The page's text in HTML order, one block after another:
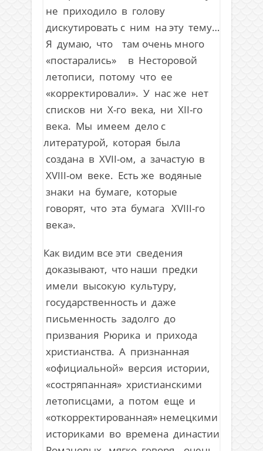
не приходило в голову
дискутировать с ним на эту тему…
Я думаю, что там очень много
«постарались» в Несторовой
летописи, потому что ее
«корректировали». У нас же нет
списков ни X-го века, ни XII-го
века. Мы имеем дело с
литературой, которая была
создана в XVII-ом, а зачастую в
XVIII-ом веке. Есть же водяные
знаки на бумаге, которые
говорят, что эта бумага XVIII-го
века».
Как видим все эти сведения
доказывают, что наши предки
имели высокую культуру,
государственность и даже
письменность задолго до
призвания Рюрика и прихода
христианства. А признанная
«официальной» версия истории,
«состряпанная» христианскими
летописцами, а потом еще и
«откорректированная» немецкими
историками во времена династии